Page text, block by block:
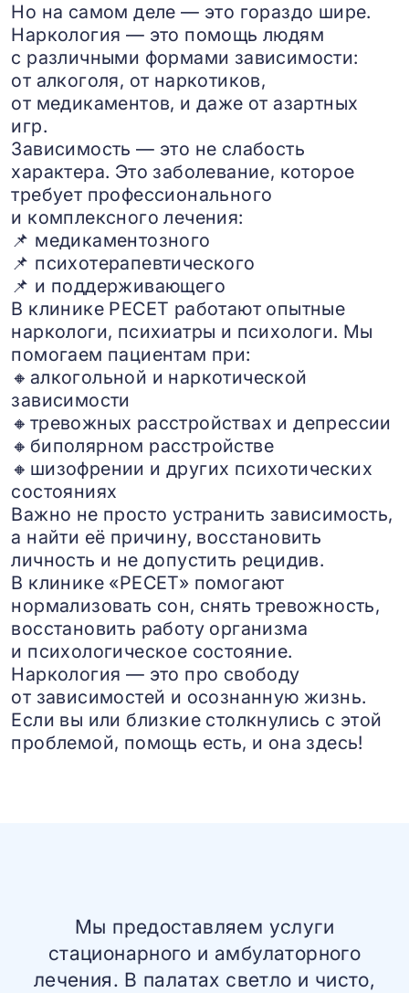
Но на самом деле — это гораздо шире.
Наркология — это помощь людям
с различными формами зависимости:
от алкоголя, от наркотиков,
от медикаментов, и даже от азартных
игр.
Зависимость — это не слабость
характера. Это заболевание, которое
требует профессионального
и комплексного лечения:
📌 медикаментозного
📌 психотерапевтического
📌 и поддерживающего
В клинике РЕСЕТ работают опытные
наркологи, психиатры и психологи. Мы
помогаем пациентам при:
🔸алкогольной и наркотической
зависимости
🔸тревожных расстройствах и депрессии
🔸биполярном расстройстве
🔸шизофрении и других психотических
состояниях
Важно не просто устранить зависимость,
а найти её причину, восстановить
личность и не допустить рецидив.
В клинике «РЕСЕТ» помогают
нормализовать сон, снять тревожность,
восстановить работу организма
и психологическое состояние.
Наркология — это про свободу
от зависимостей и осознанную жизнь.
Если вы или близкие столкнулись с этой
проблемой, помощь есть, и она здесь!
Мы предоставляем услуги
стационарного и амбулаторного
лечения. В палатах светло и чисто,